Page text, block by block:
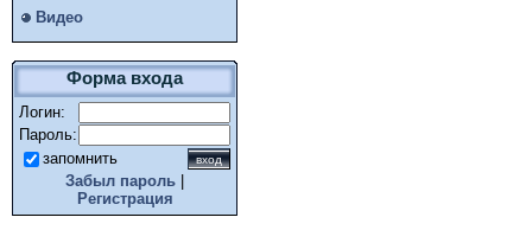
Видео
Форма входа
Логин:
Пароль:
запомнить
Забыл пароль
Регистрация